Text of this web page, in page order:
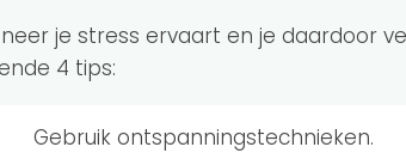
je stress ervaart en je daardoor
4 tips:
Gebruik ontspanningstechnieken.